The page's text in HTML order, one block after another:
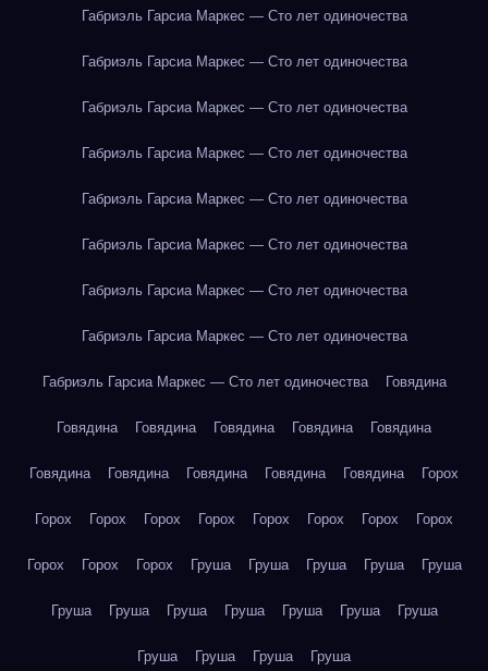
Габриэль Гарсиа Маркес — Сто лет одиночества
Габриэль Гарсиа Маркес — Сто лет одиночества
Габриэль Гарсиа Маркес — Сто лет одиночества
Габриэль Гарсиа Маркес — Сто лет одиночества
Габриэль Гарсиа Маркес — Сто лет одиночества
Габриэль Гарсиа Маркес — Сто лет одиночества
Габриэль Гарсиа Маркес — Сто лет одиночества
Габриэль Гарсиа Маркес — Сто лет одиночества
Габриэль Гарсиа Маркес — Сто лет одиночества Говядина
Говядина Говядина Говядина Говядина Говядина
Говядина Говядина Говядина Говядина Говядина Горох
Горох Горох Горох Горох Горох Горох Горох Горох
Горох Горох Горох Груша Груша Груша Груша Груша
Груша Груша Груша Груша Груша Груша Груша
Груша Груша Груша Груша